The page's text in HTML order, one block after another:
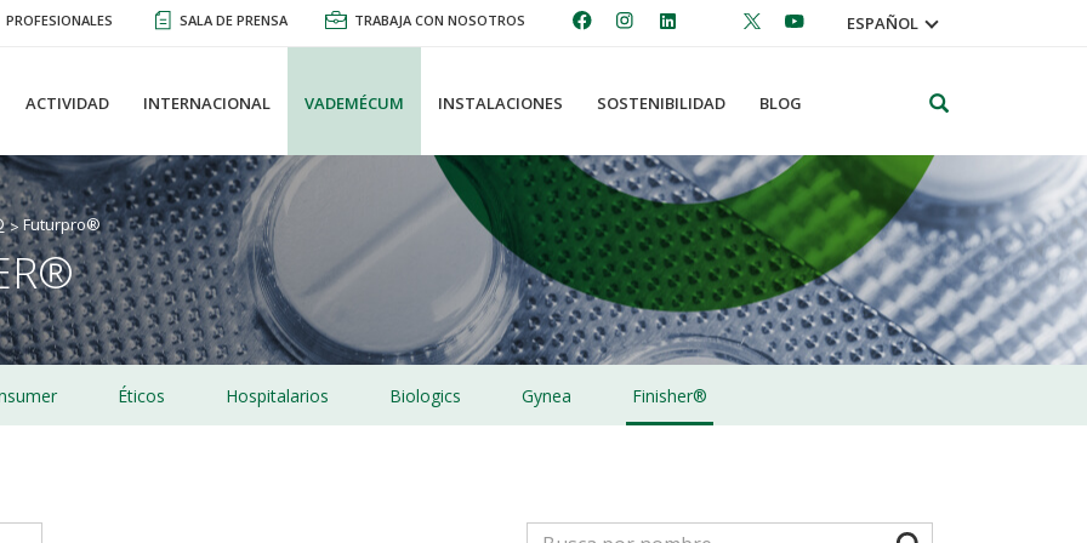
PROFESIONALES SALA DE PRENSA TRABAJA CON NOSOTROS ESPAÑOL
ACTIVIDAD INTERNACIONAL VADEMÉCUM INSTALACIONES SOSTENIBILIDAD BLOG
Futurpro®
Éticos Hospitalarios Biologics Gynea Finisher®